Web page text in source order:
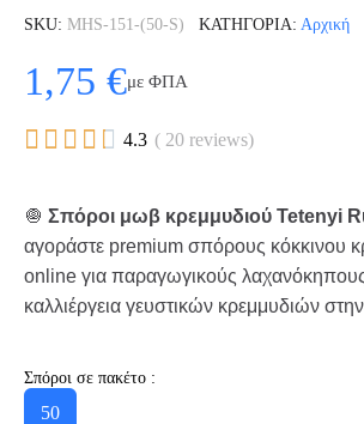
SKU MHS-151-(50-S) ΚΑΤΗΓΟΡΊΑ Αρχική
1,75 €με ΦΠΑ
     4.3 ( 20 reviews)
🧅 Σπόροι μωβ κρεμμυδιού Tetenyi
αγοράστε premium σπόρους κόκκινου
online για παραγωγικούς λαχανόκηπους.
καλλιέργεια γευστικών κρεμμυδιών
Σπόροι σε πακέτο :
50